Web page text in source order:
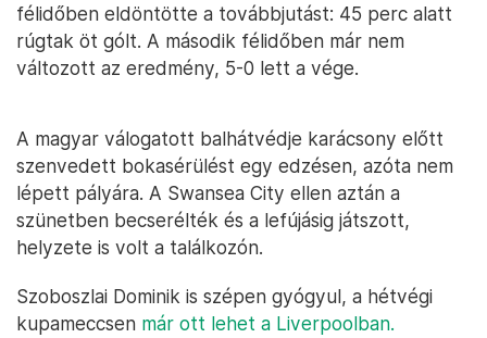
félidőben eldöntötte a továbbjutást: 45 perc alatt
rúgtak öt gólt. A második félidőben már nem
változott az eredmény, 5-0 lett a vége.
A magyar válogatott balhátvédje karácsony előtt
szenvedett bokasérülést egy edzésen, azóta nem
lépett pályára. A Swansea City ellen aztán a
szünetben becserélték és a lefújásig játszott,
helyzete is volt a találkozón.
Szoboszlai Dominik is szépen gyógyul, a hétvégi
kupameccsen már ott lehet a Liverpoolban.